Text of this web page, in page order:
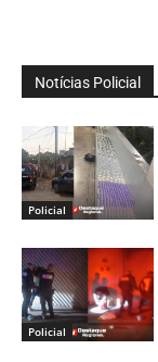
Notícias Policial
Policial
Policial